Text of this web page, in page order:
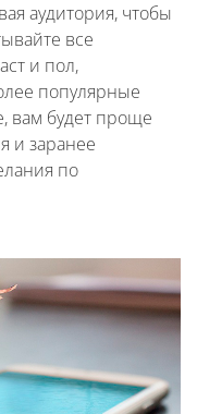
аудитория, чтобы
все
и пол,
популярные
вам будет проще
и заранее
по